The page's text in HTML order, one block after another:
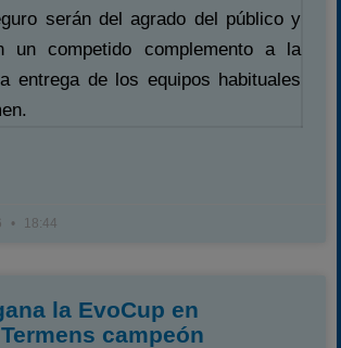
serán del agrado del público y
un competido complemento a la
entrega de los equipos habituales
18:44
la EvoCup en
campeón